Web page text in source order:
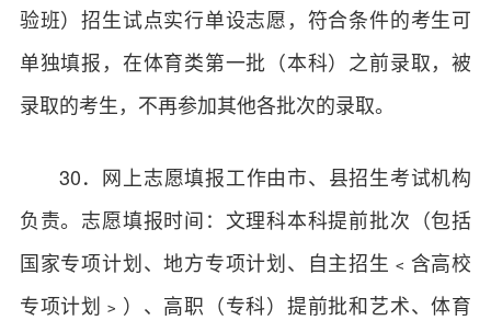
验班）招生试点实行单设志愿，符合条件的考生可
单独填报，在体育类第一批（本科）之前录取，被
录取的考生，不再参加其他各批次的录取。
30．网上志愿填报工作由市、县招生考试机构
负责。志愿填报时间：文理科本科提前批次（包括
国家专项计划、地方专项计划、自主招生﹤含高校
专项计划﹥）、高职（专科）提前批和艺术、体育